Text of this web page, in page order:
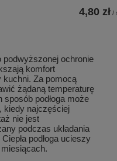
4,80 zł /
podwyższonej ochronie
komfort
kuchni. Za pomocą
żądaną temperaturę
sposób podłoga może
kiedy najczęściej
nie jest
podczas układania
podłoga ucieszy